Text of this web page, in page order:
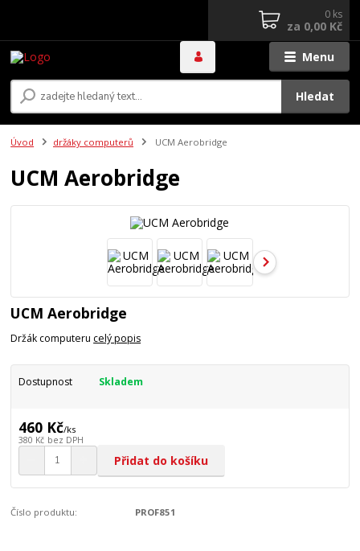
Menu
Hledat
0 ks
za 0,00 Kč
Úvod držáky computerů UCM Aerobridge
UCM Aerobridge
UCM Aerobridge
Držák computeru celý popis
Dostupnost Skladem
460 Kč/ks
380 Kč bez DPH
Přidat do košíku
Číslo produktu: PROF851